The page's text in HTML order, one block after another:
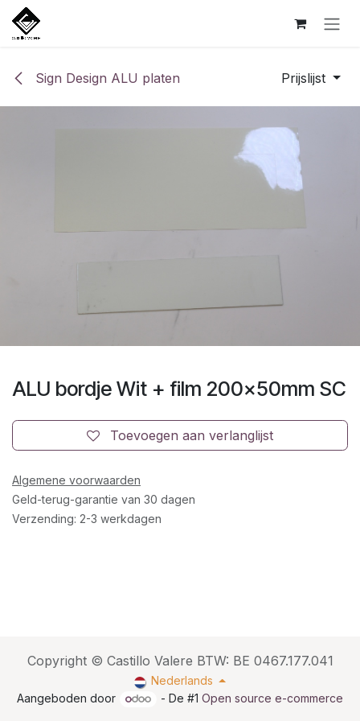
Overslaan naar inhoud
Sign Design ALU platen Prijslijst
ALU bordje Wit + film 200x50mm SC
Toevoegen aan verlanglijst
Algemene voorwaarden
Geld-terug-garantie van 30 dagen
Verzending: 2-3 werkdagen
Copyright © Castillo Valere BTW: BE 0467.177.041
Nederlands
Aangeboden door
- De #1Open source e-commerce